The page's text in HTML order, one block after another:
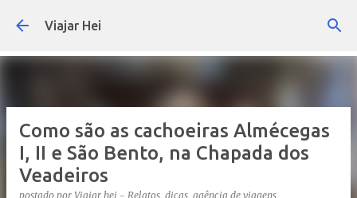
Pular para o conteúdo principal
Viajar Hei
Como são as cachoeiras Almécegas
I, II e São Bento, na Chapada dos
Veadeiros
postado por Viajar hei - Relatos, dicas, agência de viagens